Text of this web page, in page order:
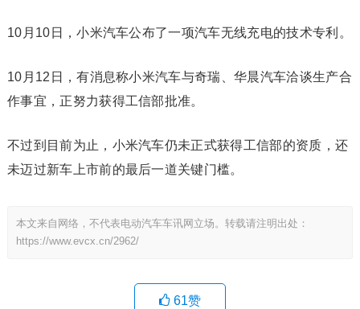
10月10日，小米汽车公布了一项汽车无线充电的技术专利。
10月12日，有消息称小米汽车与奇瑞、华晨汽车洽谈生产合
作事宜，正努力获得工信部批准。
不过到目前为止，小米汽车仍未正式获得工信部的资质，还
未迈过新车上市前的最后一道关键门槛。
本文来自网络，不代表电动汽车车讯网立场。转载请注明出处：
https://www.evcx.cn/2962/
61赞